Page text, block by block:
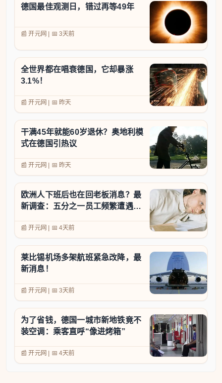
德国最佳观测日，错过再等49年
📰 开元网 📅3天前
全世界都在唱衰德国，它却暴涨
3.1%！
📰 开元网 | 📅 昨天
干满45年就能60岁退休？奥地利模
式在德国引热议
📰 开元网 | 📅 昨天
欧洲人下班后也在回老板消息？最
新调查：五分之一员工频繁遭遇工
📰 开元网 | 📅4天前
莱比锡机场多架航班紧急改降，最
新消息！
📰 开元网 | 📅3天前
为了省钱，德国一城市新地铁竟不
装空调：乘客直呼“像进烤箱”
📰 开元网 | 📅4天前